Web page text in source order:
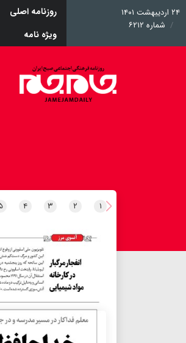
۲۴ اردیبهشت ۱۴۰۱
شماره ۶۲۱۲
روزنامه اصلی
ویژه نامه
۱ ۲ ۳ ۴